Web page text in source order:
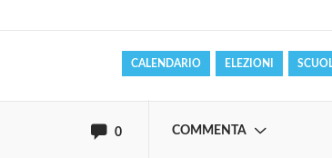
CALENDARIO ELEZIONI
0 COMMENTA